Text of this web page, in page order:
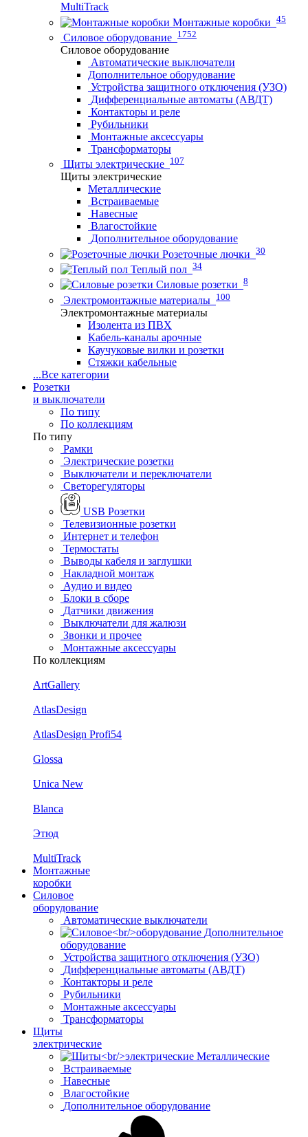
MultiTrack
Монтажные коробки 45
Силовое оборудование 1752
Силовое оборудование
Автоматические выключатели
Дополнительное оборудование
Устройства защитного отключения (УЗО)
Дифференциальные автоматы (АВДТ)
Контакторы и реле
Рубильники
Монтажные аксессуары
Трансформаторы
Щиты электрические 107
Щиты электрические
Металлические
Встраиваемые
Навесные
Влагостойкие
Дополнительное оборудование
Розеточные лючки 30
Теплый пол 34
Силовые розетки 8
Электромонтажные материалы 100
Электромонтажные материалы
Изолента из ПВХ
Кабель-каналы арочные
Каучуковые вилки и розетки
Стяжки кабельные
...Все категории
Розетки
и выключатели
По типу
По коллекциям
По типу
Рамки
Электрические розетки
Выключатели и переключатели
Светорегуляторы
USB Розетки
Телевизионные розетки
Интернет и телефон
Термостаты
Выводы кабеля и заглушки
Накладной монтаж
Аудио и видео
Блоки в сборе
Датчики движения
Выключатели для жалюзи
Звонки и прочее
Монтажные аксессуары
По коллекциям
ArtGallery
AtlasDesign
AtlasDesign Profi54
Glossa
Unica New
Blanca
Этюд
MultiTrack
Монтажные
коробки
Силовое
оборудование
Автоматические выключатели
Дополнительное
оборудование
Устройства защитного отключения (УЗО)
Дифференциальные автоматы (АВДТ)
Контакторы и реле
Рубильники
Монтажные аксессуары
Трансформаторы
Щиты
электрические
Металлические
Встраиваемые
Навесные
Влагостойкие
Дополнительное оборудование